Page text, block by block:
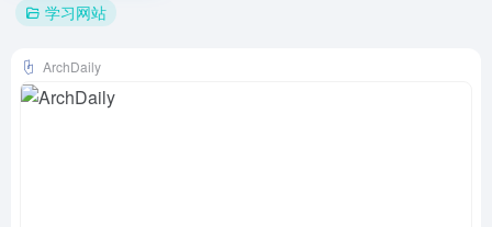
学习网站
ArchDaily